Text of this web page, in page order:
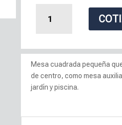
Tampico
Mesa cuadrada pequeña
de centro, como mesa
jardín y piscina.